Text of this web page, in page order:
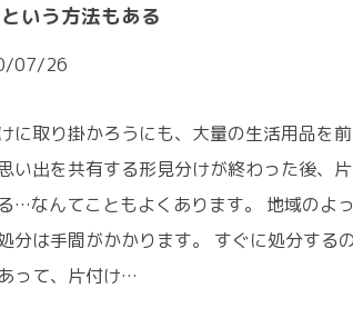
いう方法もある
07/26
に取り掛かろうにも、大量の生活用品を
い出を共有する形見分けが終わった後、
…なんてこともよくあります。 地域のよ
分は手間がかかります。 すぐに処分する
って、片付け…